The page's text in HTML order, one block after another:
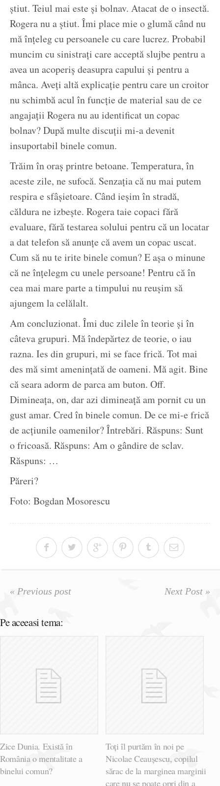
știut. Teiul mai este și bolnav. Atacat de o insectă.
Rogera nu a știut. Îmi place mie o glumă când nu
mă înțeleg cu persoanele cu care lucrez. Probabil
muncim cu sinistrați care acceptă slujbe pentru a
avea un acoperiș deasupra capului și pentru a
mânca. Aveți altă explicație pentru care un croitor
nu schimbă acul în funcție de material sau de ce
angajații Rogera nu au identificat un copac
bolnav? După multe discuții mi-a devenit
insuportabil binele comun.
Trăim în oraș printre betoane. Temperatura, în
aceste zile, ne sufocă. Senzația că nu mai putem
respira e sfâșietoare. Când ieșim în stradă,
căldura ne izbește. Rogera taie copaci fără
evaluare, fără testarea solului pentru că un locatar
a dat telefon să anunțe că avem un copac uscat.
Cum să nu te irite binele comun? E așa o minune
că ne înțelegm cu unele persoane! Pentru că în
cea mai mare parte a timpului nu reușim să
ajungem la celălalt.
Am concluzionat. Îmi duc zilele în teorie și în
câteva grupuri. Mă îndepărtez de teorie, o iau
razna. Ies din grupuri, mi se face frică. Tot mai
des mă simt amenințată de oameni. Mă agit. Bine
că seara adorm de parca am buton. Off.
Dimineața, on, dar azi dimineață am pornit cu un
gust amar. Cred în binele comun. De ce mi-e frică
de acțiunile oamenilor? Întrebări. Răspuns: Sunt
o fricoasă. Răspuns: Am o gândire de sclav.
Răspuns: …
Păreri?
Foto: Bogdan Mosorescu
« Previous post Next Post »
Pe aceeasi tema:
Zice Dunia. Există în
România o mentalitate a
binelui comun?
Toți îl purtăm în noi pe
Nicolae Ceaușescu, copilul
sărac de la marginea marginii
care nu se poate opri din a